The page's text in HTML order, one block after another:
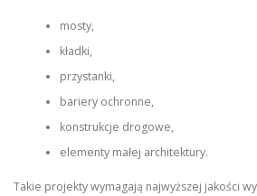
mosty,
kładki,
przystanki,
bariery ochronne,
konstrukcje drogowe,
elementy małej architektury.
Takie projekty wymagają najwyższej jakości